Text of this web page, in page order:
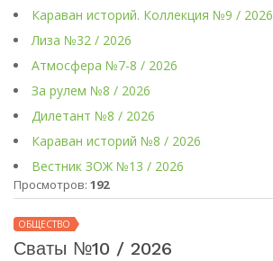
Караван историй. Коллекция №9 / 2026
Лиза №32 / 2026
Атмосфера №7-8 / 2026
За рулем №8 / 2026
Дилетант №8 / 2026
Караван историй №8 / 2026
Вестник ЗОЖ №13 / 2026
Просмотров: 192
ОБЩЕСТВО
Сваты №10 / 2026